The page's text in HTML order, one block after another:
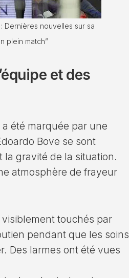
Dernières nouvelles sur sa
plein match”
et des
été marquée par une
Bove se sont
gravité de la situation.
atmosphère de frayeur
touchés par
pendant que les soins
Des larmes ont été vues